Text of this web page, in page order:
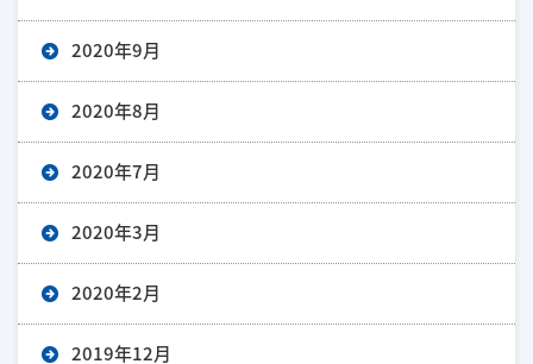
2020年9月
2020年8月
2020年7月
2020年3月
2020年2月
2019年12月